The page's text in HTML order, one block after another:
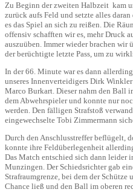
Zu Beginn der zweiten Halbzeit kam
zurück aufs Feld und setzte alles
es das Spiel an sich zu reißen. Die
offensiv schafften wir es, mehr Druck
auszuüben. Immer wieder brachen wir
der berüchtigte letzte Pass, um zu
In der 66. Minute war es dann
unseres Innenverteidigers Dirk
Marco Burkart. Dieser nahm den Ball
dem Abwehrspieler und konnte nur
werden. Den fälligen Strafstoß
eingewechselte Tobi Zimmermann
Durch den Anschlusstreffer beflügelt,
konnte ihre Feldüberlegenheit
Das Match entschied sich dann leider
Munzingen. Der Schiedsrichter gab
Strafraumgrenze, bei dem der Schütze
Chance ließ und den Ball im oberen